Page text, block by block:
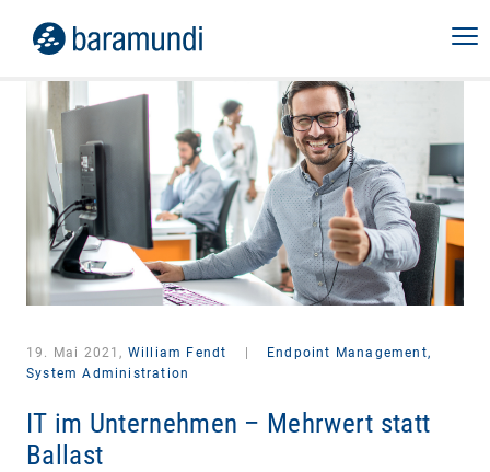
19. Mai 2021, William Fendt
Endpoint Management,
System Administration
IT im Unternehmen – Mehrwert statt
Ballast